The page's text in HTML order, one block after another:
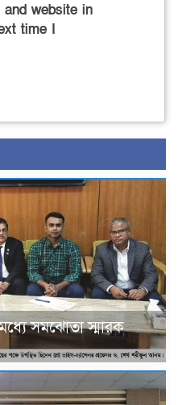
and website in
time I
সমঝোতা স্মারক